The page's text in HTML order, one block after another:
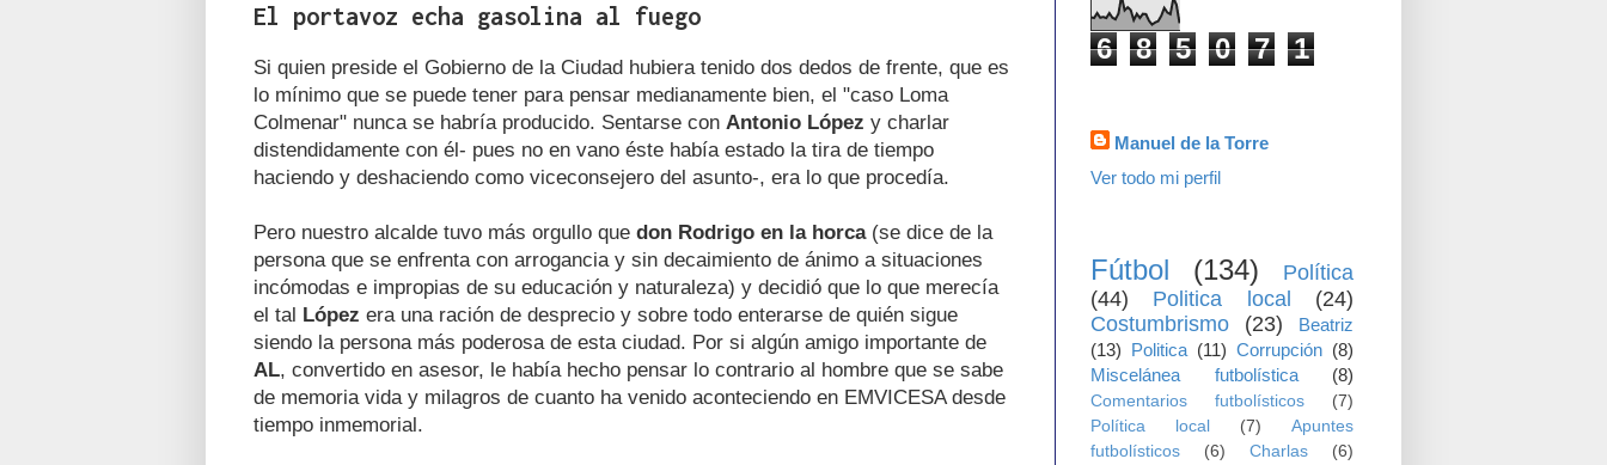
El portavoz echa gasolina al fuego
Si quien preside el Gobierno de la Ciudad hubiera tenido dos dedos de frente, que es
lo mínimo que se puede tener para pensar medianamente bien, el "caso Loma
Colmenar" nunca se habría producido. Sentarse con Antonio López y charlar
distendidamente con él- pues no en vano éste había estado la tira de tiempo
haciendo y deshaciendo como viceconsejero del asunto-, era lo que procedía.
Pero nuestro alcalde tuvo más orgullo que don Rodrigo en la horca (se dice de la
persona que se enfrenta con arrogancia y sin decaimiento de ánimo a situaciones
incómodas e impropias de su educación y naturaleza) y decidió que lo que merecía
el tal López era una ración de desprecio y sobre todo enterarse de quién sigue
siendo la persona más poderosa de esta ciudad. Por si algún amigo importante de
AL, convertido en asesor, le había hecho pensar lo contrario al hombre que se sabe
de memoria vida y milagros de cuanto ha venido aconteciendo en EMVICESA desde
tiempo inmemorial.
6 8 5 0 7 1
Manuel de la Torre
Ver todo mi perfil
Fútbol (134)
Política
(44)
Politica local
(24)
Costumbrismo
(23)
Beatriz
(13) Politica (11) Corrupción (8)
Miscelánea futbolística
(8)
Comentarios futbolísticos
(7)
Política local
(7)
Apuntes
futbolísticos
(6) Charlas
(6)